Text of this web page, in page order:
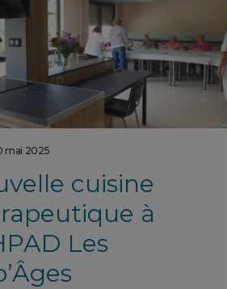
mai 2025
cuisine
à
Les